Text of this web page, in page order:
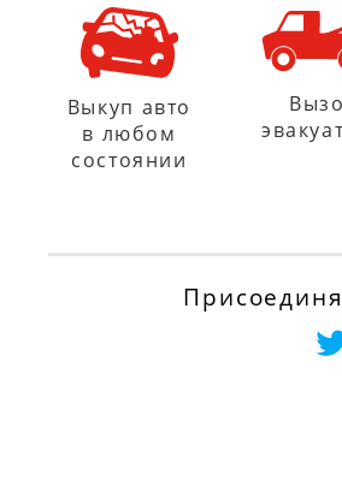
Выкуп авто
в любом
состоянии